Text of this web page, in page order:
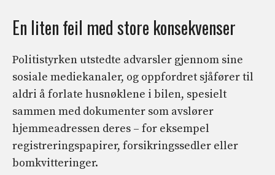
En liten feil med store konsekvenser
Politistyrken utstedte advarsler gjennom sine
sosiale mediekanaler, og oppfordret sjåfører til
aldri å forlate husnøklene i bilen, spesielt
sammen med dokumenter som avslører
hjemmeadressen deres – for eksempel
registreringspapirer, forsikringssedler eller
bomkvitteringer.